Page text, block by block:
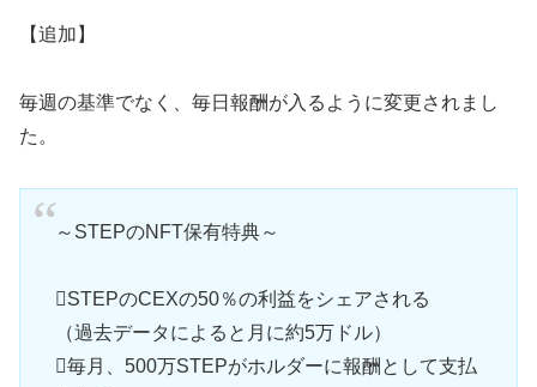
【追加】
毎週の基準でなく、毎日報酬が入るように変更されまし
た。
～STEPのNFT保有特典～
STEPのCEXの50％の利益をシェアされる
（過去データによると月に約5万ドル）
毎月、500万STEPがホルダーに報酬として支払